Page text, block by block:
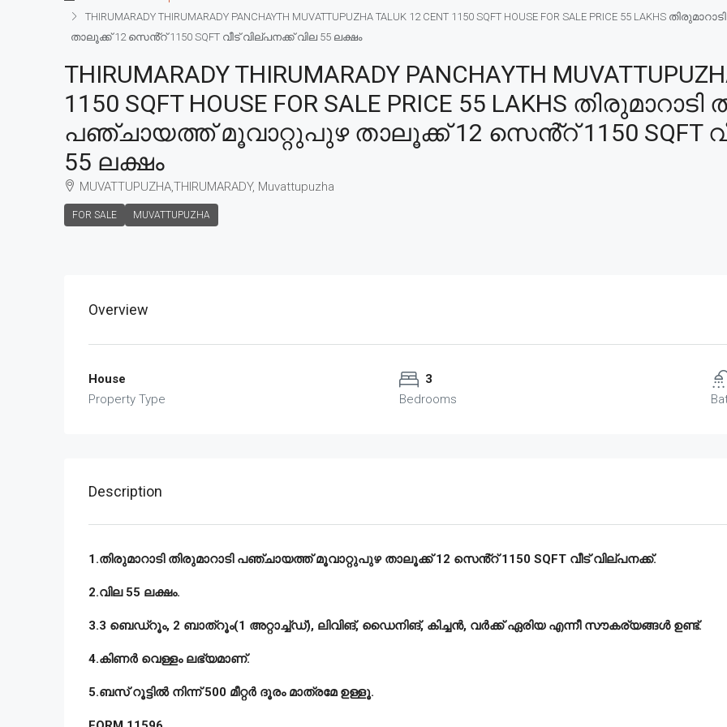
THIRUMARADY THIRUMARADY PANCHAYTH MUVATTUPUZHA TALUK 12 CENT 1150 SQFT HOUSE FOR SALE PRICE 55 LAKHS
താലൂക്ക് 12 സെൻ്റ് 1150 SQFT വീട് വില്പനക്ക് വില 55 ലക്ഷം
THIRUMARADY THIRUMARADY PANCHAYTH
1150 SQFT HOUSE FOR SALE PRICE 55 LAKHS തിരുമാറാടി
പഞ്ചായത്ത് മൂവാറ്റുപുഴ താലൂക്ക് 12 സെൻ്റ് 1150 SQFT
55 ലക്ഷം
MUVATTUPUZHA,THIRUMARADY, Muvattupuzha
FOR SALE MUVATTUPUZHA
Overview
House
Property Type
3
Bedrooms
Description
1.തിരുമാറാടി തിരുമാറാടി പഞ്ചായത്ത് മൂവാറ്റുപുഴ താലൂക്ക് 12 സെൻ്റ് 1150 SQFT വീട് വില്പനക്ക്.
2.വില 55 ലക്ഷം.
3.3 ബെഡ്റൂം, 2 ബാത്റൂം(1 അറ്റാച്ച്ഡ്), ലിവിങ്, ഡൈനിങ്, കിച്ചൻ, വർക്ക് ഏരിയ എന്നീ സൗകര്യങ്ങൾ ഉണ്ട്.
4.കിണർ വെള്ളം ലഭ്യമാണ്.
5.ബസ് റൂട്ടിൽ നിന്ന് 500 മീറ്റർ ദൂരം മാത്രമേ ഉള്ളൂ.